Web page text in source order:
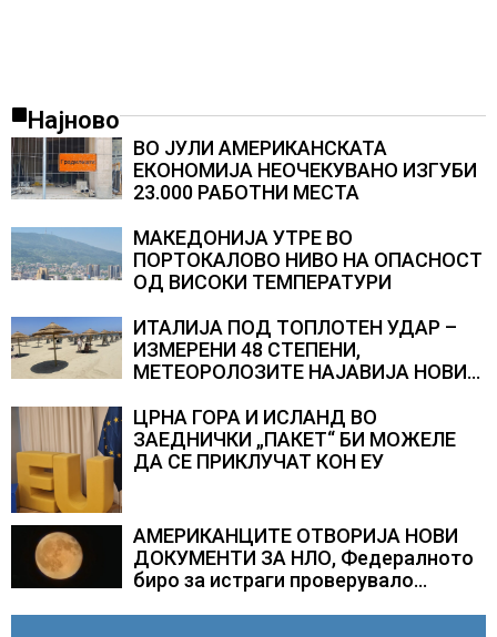
Најново
ВО ЈУЛИ АМЕРИКАНСКАТА
ЕКОНОМИЈА НЕОЧЕКУВАНО ИЗГУБИ
23.000 РАБОТНИ МЕСТА
МАКЕДОНИЈА УТРЕ ВО
ПОРТОКАЛОВО НИВО НА ОПАСНОСТ
ОД ВИСОКИ ТЕМПЕРАТУРИ
ИТАЛИЈА ПОД ТОПЛОТЕН УДАР –
ИЗМЕРЕНИ 48 СТЕПЕНИ,
МЕТЕОРОЛОЗИТЕ НАЈАВИЈА НОВИ
АВГУСТ
ЦРНА ГОРА И ИСЛАНД ВО
ЗАЕДНИЧКИ „ПАКЕТ“ БИ МОЖЕЛЕ
ДА СЕ ПРИКЛУЧАТ КОН ЕУ
АМЕРИКАНЦИТЕ ОТВОРИЈА НОВИ
ДОКУМЕНТИ ЗА НЛО, Федералното
биро за истраги проверувало